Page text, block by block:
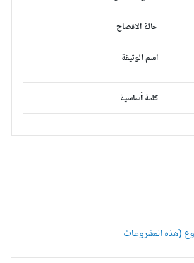
حالة الافصاح
اسم الوثيقة
كلمة أساسية
(هذه المشروعات